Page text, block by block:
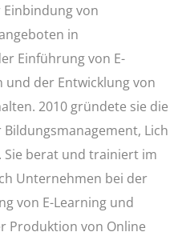
von
in
Einführung von E-
und der Entwicklung von
2010 gründete sie die
Lich
Sie berat und trainiert im
Unternehmen bei der
von E-Learning und
Produktion von Online